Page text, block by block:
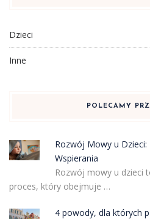
Dzieci
Inne
POLECAMY
Rozwój Mowy u
Wspierania
Rozwój mowy u dzieci
proces, który obejmuje …
4 powody, dla których